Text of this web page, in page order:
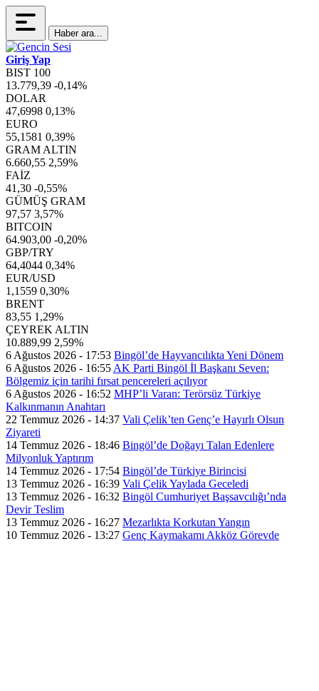
Haber ara...
Giriş Yap
BIST 100
13.779,39 -0,14%
DOLAR
47,6998 0,13%
EURO
55,1581 0,39%
GRAM ALTIN
6.660,55 2,59%
FAİZ
41,30 -0,55%
GÜMÜŞ GRAM
97,57 3,57%
BITCOIN
64.903,00 -0,20%
GBP/TRY
64,4044 0,34%
EUR/USD
1,1559 0,30%
BRENT
83,55 1,29%
ÇEYREK ALTIN
10.889,99 2,59%
6 Ağustos 2026 - 17:53 Bingöl’de Hayvancılıkta Yeni Dönem
6 Ağustos 2026 - 16:55 AK Parti Bingöl İl Başkanı Seven:
Bölgemiz için tarihi fırsat pencereleri açılıyor
6 Ağustos 2026 - 16:52 MHP’li Varan: Terörsüz Türkiye
Kalkınmanın Anahtarı
22 Temmuz 2026 - 14:37 Vali Çelik’ten Genç’e Hayırlı Olsun
Ziyareti
14 Temmuz 2026 - 18:46 Bingöl’de Doğayı Talan Edenlere
Milyonluk Yaptırım
14 Temmuz 2026 - 17:54 Bingöl’de Türkiye Birincisi
13 Temmuz 2026 - 16:39 Vali Çelik Yaylada Geceledi
13 Temmuz 2026 - 16:32 Bingöl Cumhuriyet Başsavcılığı’nda
Devir Teslim
13 Temmuz 2026 - 16:27 Mezarlıkta Korkutan Yangın
10 Temmuz 2026 - 13:27 Genç Kaymakamı Akköz Görevde